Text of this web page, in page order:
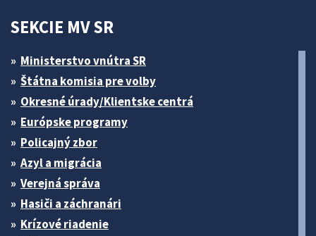
SEKCIE MV SR
Ministerstvo vnútra SR
Štátna komisia pre volby
Okresné úrady/Klientske centrá
Európske programy
Policajný zbor
Azyl a migrácia
Verejná správa
Hasiči a záchranári
Krízové riadenie